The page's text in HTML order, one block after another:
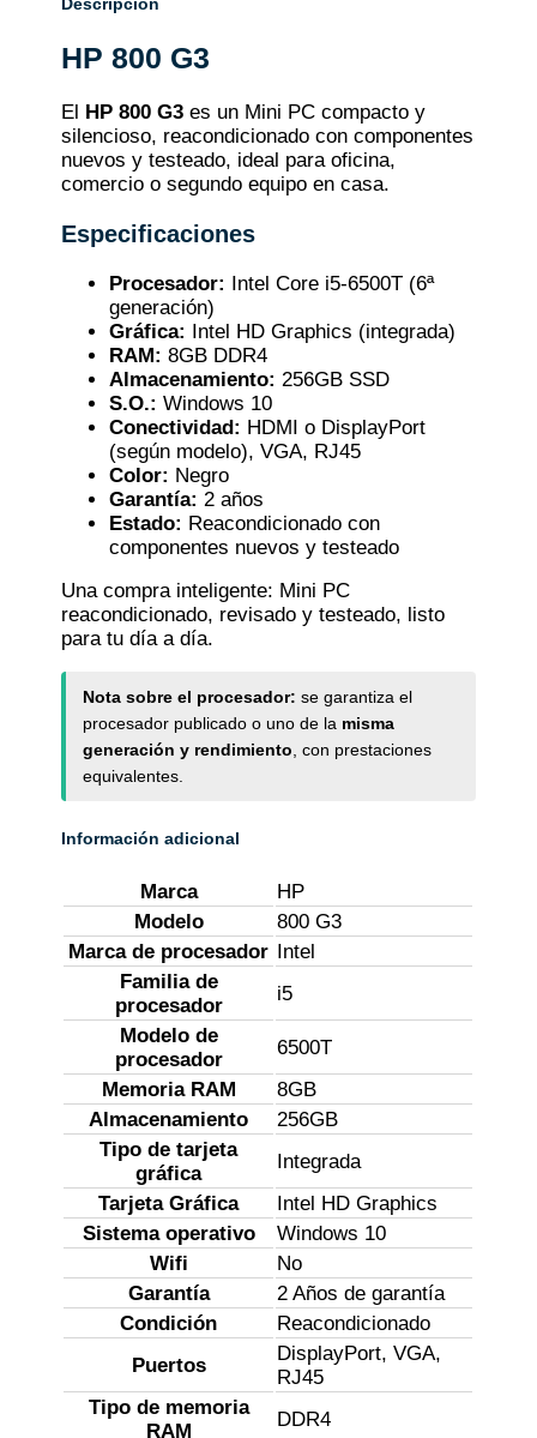
HP 800 G3
El HP 800 G3 es un Mini PC compacto y
silencioso, reacondicionado con componentes
nuevos y testeado, ideal para oficina,
comercio o segundo equipo en casa.
Especificaciones
Procesador: Intel Core i5-6500T (6ª
generación)
Gráfica: Intel HD Graphics (integrada)
RAM: 8GB DDR4
Almacenamiento: 256GB SSD
S.O.: Windows 10
Conectividad: HDMI o DisplayPort
(según modelo), VGA, RJ45
Color: Negro
Garantía: 2 años
Estado: Reacondicionado con
componentes nuevos y testeado
Una compra inteligente: Mini PC
reacondicionado, revisado y testeado, listo
para tu día a día.
Nota sobre el procesador: se garantiza el
procesador publicado o uno de la misma
generación y rendimiento , con prestaciones
equivalentes.
Información adicional
Marca
HP
Modelo
800 G3
Marca de procesador Intel
Familia de
procesador
i5
Modelo de
procesador
6500T
Memoria RAM
8GB
Almacenamiento
256GB
Tipo de tarjeta
gráfica
Integrada
Tarjeta Gráfica
Intel HD Graphics
Sistema operativo
Windows 10
Wifi
No
Garantía
2 Años de garantía
Condición
Reacondicionado
Puertos
DisplayPort, VGA,
RJ45
Tipo de memoria
RAM
DDR4